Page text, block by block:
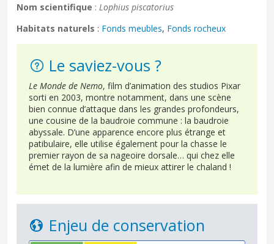
Nom scientifique : Lophius piscatorius
Habitats naturels : Fonds meubles, Fonds rocheux
Le saviez-vous ?
Le Monde de Nemo, film d’animation des studios Pixar
sorti en 2003, montre notamment, dans une scène
bien connue d’attaque dans les grandes profondeurs,
une cousine de la baudroie commune : la baudroie
abyssale. D’une apparence encore plus étrange et
patibulaire, elle utilise également pour la chasse le
premier rayon de sa nageoire dorsale… qui chez elle
émet de la lumière afin de mieux attirer le chaland !
Enjeu de conservation